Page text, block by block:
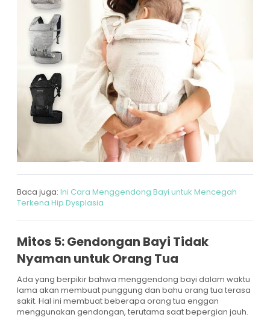
Baca juga: Ini Cara Menggendong Bayi untuk Mencegah
Terkena Hip Dysplasia
Mitos 5: Gendongan Bayi Tidak
Nyaman untuk Orang Tua
Ada yang berpikir bahwa menggendong bayi dalam waktu
lama akan membuat punggung dan bahu orang tua terasa
sakit. Hal ini membuat beberapa orang tua enggan
menggunakan gendongan, terutama saat bepergian jauh.